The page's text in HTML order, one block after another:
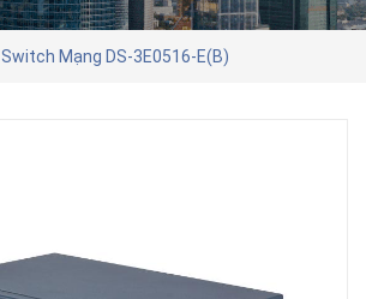
Switch Mạng DS-3E0516-E(B)